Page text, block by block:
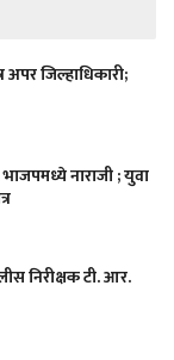
जिल्हाधिकारी;
नाराजी ; युवा
निरीक्षक टी. आर.